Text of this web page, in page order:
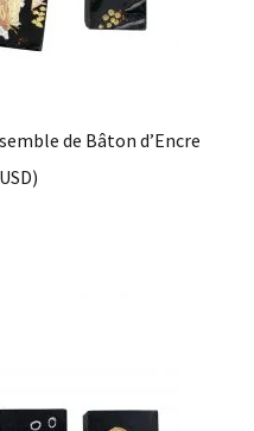
de Bâton d’Encre
USD)